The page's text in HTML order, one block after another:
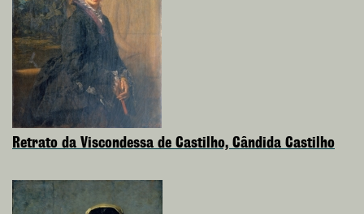
Retrato da Viscondessa de Castilho, Cândida Castilho